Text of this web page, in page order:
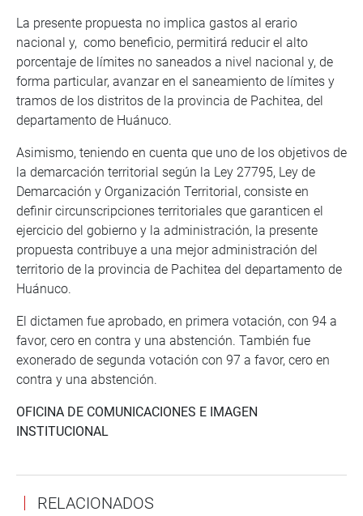
La presente propuesta no implica gastos al erario
nacional y, como beneficio, permitirá reducir el alto
porcentaje de límites no saneados a nivel nacional y, de
forma particular, avanzar en el saneamiento de límites y
tramos de los distritos de la provincia de Pachitea, del
departamento de Huánuco.
Asimismo, teniendo en cuenta que uno de los objetivos de
la demarcación territorial según la Ley 27795, Ley de
Demarcación y Organización Territorial, consiste en
definir circunscripciones territoriales que garanticen el
ejercicio del gobierno y la administración, la presente
propuesta contribuye a una mejor administración del
territorio de la provincia de Pachitea del departamento de
Huánuco.
El dictamen fue aprobado, en primera votación, con 94 a
favor, cero en contra y una abstención. También fue
exonerado de segunda votación con 97 a favor, cero en
contra y una abstención.
OFICINA DE COMUNICACIONES E IMAGEN
INSTITUCIONAL
RELACIONADOS